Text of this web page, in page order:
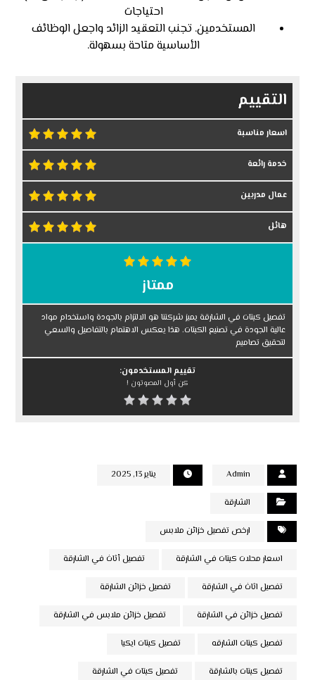
احتياجات
المستخدمين. تجنب التعقيد الزائد واجعل الوظائف
الأساسية متاحة بسهولة.
التقييم
اسعار مناسبة
خدمة رائعة
عمال مدربين
هائل
ممتاز
تفصيل كبتات في الشارقة يميز شركتنا هو الالتزام بالجودة واستخدام مواد
عالية الجودة في تصنيع الكبتات. هذا يعكس الاهتمام بالتفاصيل والسعي
لتحقيق تصاميم
تقييم المستخدمون:
كن أول المصوتون !
Admin يناير 13, 2025
الشارقة
ارخص تفصيل خزائن ملابس
اسعار محلات كبتات في الشارقة تفصيل أثاث في الشارقة
تفصيل اثاث في الشارقة تفصيل خزائن الشارقة
تفصيل خزائن في الشارقة تفصيل خزائن ملابس في الشارقة
تفصيل كبتات الشارقه تفصيل كبتات ايكيا
تفصيل كبتات بالشارقة تفصيل كبتات في الشارقة